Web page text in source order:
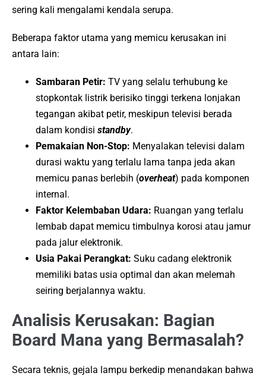
sering kali mengalami kendala serupa.
Beberapa faktor utama yang memicu kerusakan ini
antara lain:
Sambaran Petir: TV yang selalu terhubung ke
stopkontak listrik berisiko tinggi terkena lonjakan
tegangan akibat petir, meskipun televisi berada
dalam kondisi standby.
Pemakaian Non-Stop: Menyalakan televisi dalam
durasi waktu yang terlalu lama tanpa jeda akan
memicu panas berlebih (overheat) pada komponen
internal.
Faktor Kelembaban Udara: Ruangan yang terlalu
lembab dapat memicu timbulnya korosi atau jamur
pada jalur elektronik.
Usia Pakai Perangkat: Suku cadang elektronik
memiliki batas usia optimal dan akan melemah
seiring berjalannya waktu.
Analisis Kerusakan: Bagian
Board Mana yang Bermasalah?
Secara teknis, gejala lampu berkedip menandakan bahwa